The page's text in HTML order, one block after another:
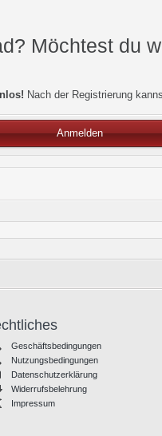
Möchtest du
Nach der Registrierung
Anmelden
Geschäftsbedingungen
Nutzungsbedingungen
Datenschutzerklärung
Widerrufsbelehrung
Impressum